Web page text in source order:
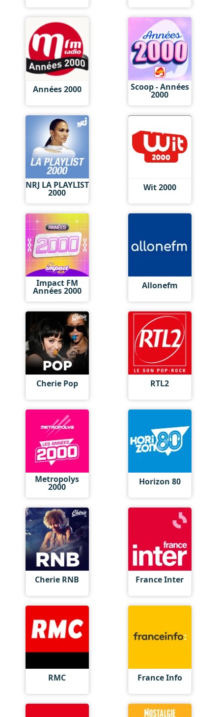
Années 2000 Scoop - Années
2000
NRJ LA PLAYLIST
2000 Wit 2000
Impact FM
Années 2000 Allonefm
Cherie Pop RTL2
Metropolys
2000 Horizon 80
Cherie RNB France Inter
RMC France Info